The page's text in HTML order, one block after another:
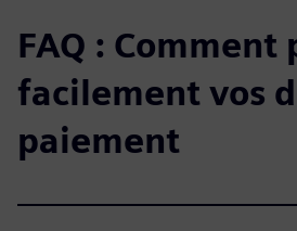
FAQ :
facilement vos
paiement